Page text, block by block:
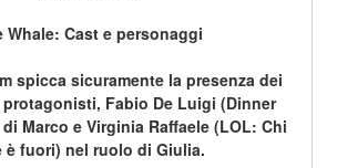
Whale: Cast e personaggi
spicca sicuramente la presenza dei
Fabio De Luigi (Dinner
Marco e Virginia Raffaele (LOL: Chi
è fuori) nel ruolo di Giulia.